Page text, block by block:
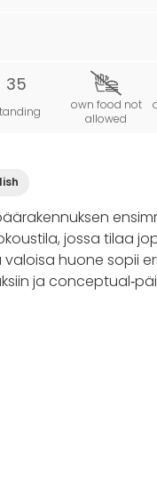
35
own food not
allowed
jossa tilaa
valoisa huone sopii
ja
mukavat sohvat
hotellin